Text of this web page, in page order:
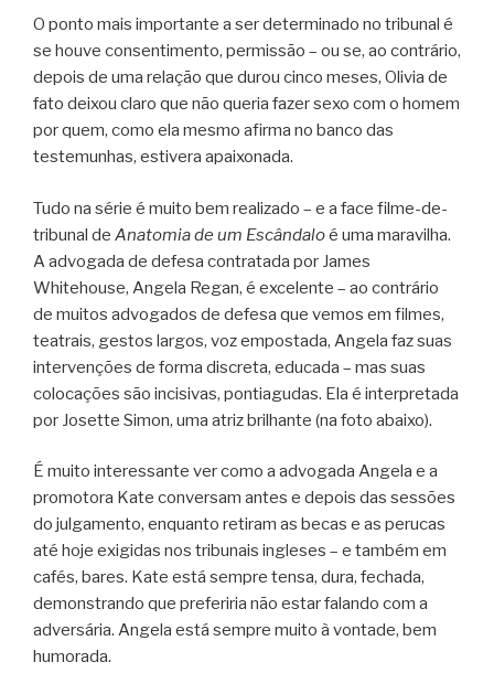
O ponto mais importante a ser determinado no tribunal é
se houve consentimento, permissão – ou se, ao contrário,
depois de uma relação que durou cinco meses, Olivia de
fato deixou claro que não queria fazer sexo com o homem
por quem, como ela mesmo afirma no banco das
testemunhas, estivera apaixonada.
Tudo na série é muito bem realizado – e a face filme-de-
tribunal de Anatomia de um Escândaloé uma maravilha.
A advogada de defesa contratada por James
Whitehouse, Angela Regan, é excelente – ao contrário
de muitos advogados de defesa que vemos em filmes,
teatrais, gestos largos, voz empostada, Angela faz suas
intervenções de forma discreta, educada – mas suas
colocações são incisivas, pontiagudas. Ela é interpretada
por Josette Simon, uma atriz brilhante (na foto abaixo).
É muito interessante ver como a advogada Angela e a
promotora Kate conversam antes e depois das sessões
do julgamento, enquanto retiram as becas e as perucas
até hoje exigidas nos tribunais ingleses – e também em
cafés, bares. Kate está sempre tensa, dura, fechada,
demonstrando que preferiria não estar falando com a
adversária. Angela está sempre muito à vontade, bem
humorada.